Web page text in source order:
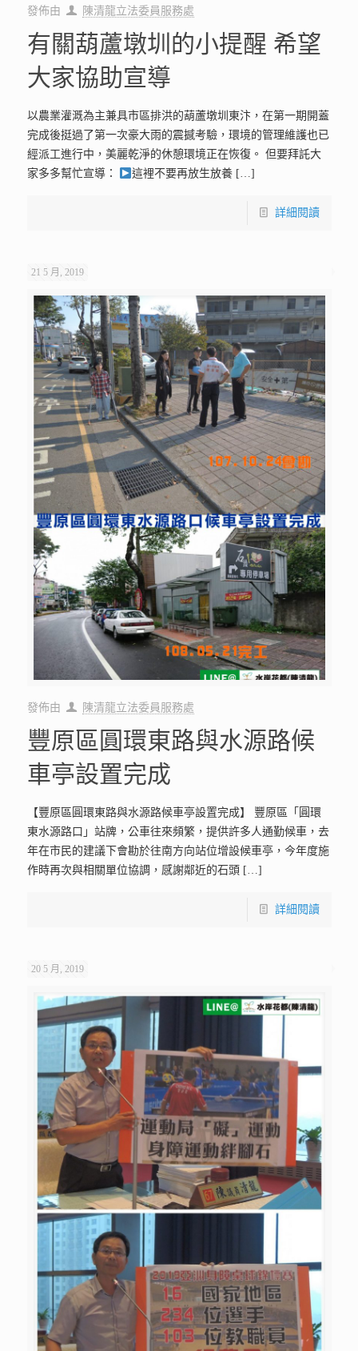
發佈由 陳清龍立法委員服務處
有關葫蘆墩圳的小提醒 希望
大家協助宣導
以農業灌溉為主兼具市區排洪的葫蘆墩圳東汴，在第一期開蓋
完成後挺過了第一次豪大雨的震撼考驗，環境的管理維護也已
經派工進行中，美麗乾淨的休憩環境正在恢復。 但要拜託大
家多多幫忙宣導：
這裡不要再放生放養 […]
詳細閱讀
21 5 月, 2019
發佈由 陳清龍立法委員服務處
豐原區圓環東路與水源路候
車亭設置完成
【豐原區圓環東路與水源路候車亭設置完成】 豐原區「圓環
東水源路口」站牌，公車往來頻繁，提供許多人通勤候車，去
年在市民的建議下會勘於往南方向站位增設候車亭，今年度施
作時再次與相關單位協調，感謝鄰近的石頭[…]
詳細閱讀
20 5 月, 2019